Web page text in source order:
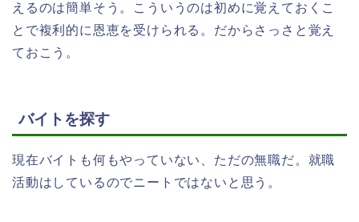
えるのは簡単そう。こういうのは初めに覚えておくこ
とで複利的に恩恵を受けられる。だからさっさと覚え
ておこう。
バイトを探す
現在バイトも何もやっていない、ただの無職だ。就職
活動はしているのでニートではないと思う。